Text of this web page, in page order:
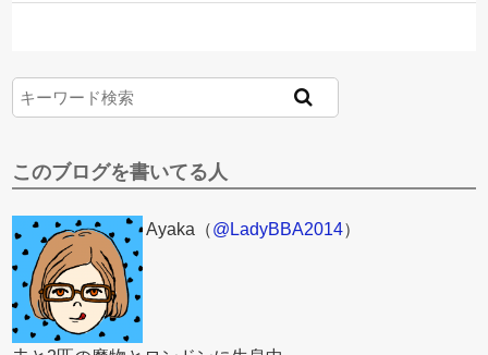
このブログを書いてる人
Ayaka（@LadyBBA2014）